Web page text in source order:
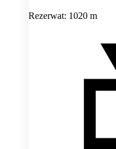
Rezerwat: 1020 m